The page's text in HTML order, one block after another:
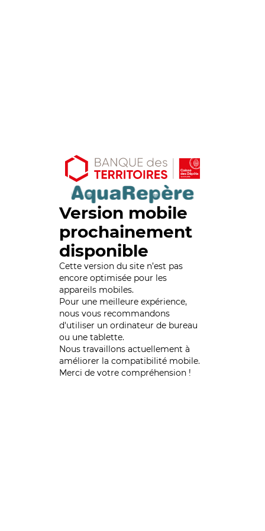
Version mobile
prochainement
disponible
Cette version du site n’est pas
encore optimisée pour les
appareils mobiles.
Pour une meilleure expérience,
nous vous recommandons
d'utiliser un ordinateur de bureau
ou une tablette.
Nous travaillons actuellement à
améliorer la compatibilité mobile.
Merci de votre compréhension !